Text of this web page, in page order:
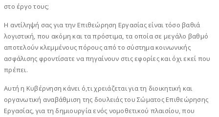
στο έργο τους;
Η αντίληψή σας για την Επιθεώρηση Εργασίας είναι τόσο βαθιά
λογιστική, που ακόμη και τα πρόστιμα, τα οποία σε μεγάλο βαθμό
αποτελούν κλεμμένους πόρους από το σύστημα κοινωνικής
ασφάλισης φροντίσατε να πηγαίνουν στις εφορίες και όχι εκεί που
πρέπει.
Αυτή η Κυβέρνηση κάνει ό,τι χρειάζεται για τη διοικητική και
οργανωτική αναβάθμιση της δουλειάς του Σώματος Επιθεώρησης
Εργασίας, για τη δημιουργία ενός νομοθετικού πλαισίου, που